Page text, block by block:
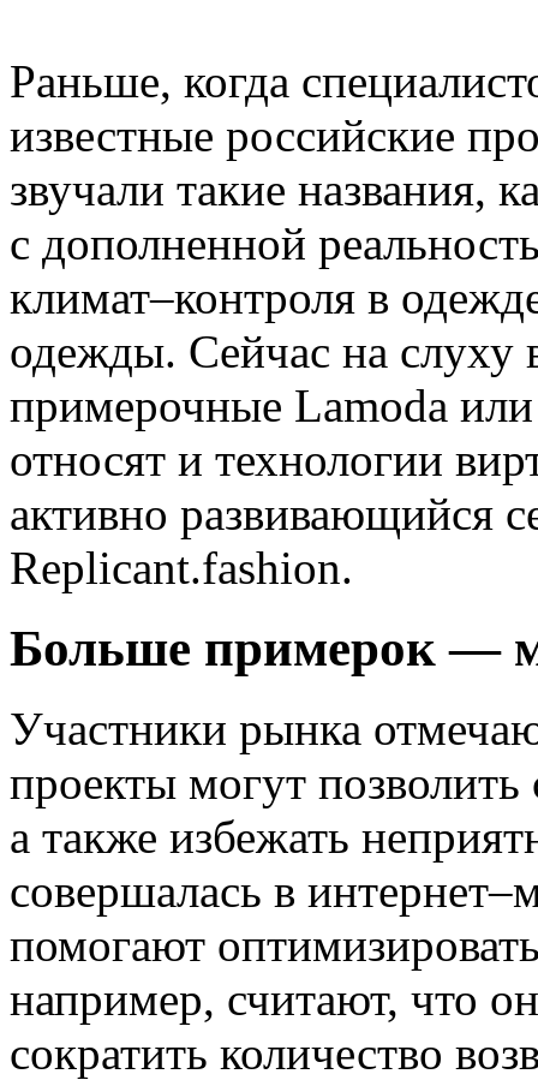
Раньше, когда
известные российские
звучали такие названия,
с дополненной
климат–контроля в
одежды. Сейчас на слуху
примерочные Lamoda
относят и технологии
активно развивающийся
Replicant.fashion.
Больше примерок —
Участники рынка
проекты могут
а также избежать
совершалась в
помогают
например, считают, что
сократить количество